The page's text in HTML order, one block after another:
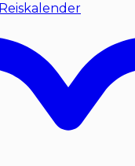
Reiskalender